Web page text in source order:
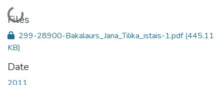
Loading...
Files
299-28900-Bakalaurs_Jana_Tilika_istais-1.pdf(445.11
KB)
Date